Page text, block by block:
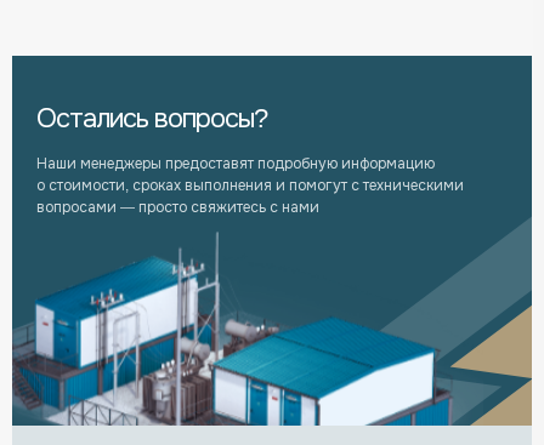
Остались вопросы?
Наши менеджеры предоставят подробную информацию
о стоимости, сроках выполнения и помогут с техническими
вопросами — просто свяжитесь с нами